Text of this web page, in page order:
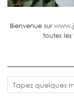
Bienvenue sur
toutes